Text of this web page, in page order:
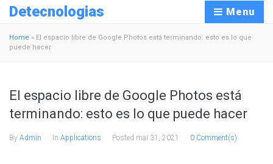
Detecnologias Menu
Home » El espacio libre de Google Photos está terminando: esto es lo que
puede hacer
El espacio libre de Google Photos está
terminando: esto es lo que puede hacer
By Admin In Applications Posted mai 31, 2021 0 Comment(s)